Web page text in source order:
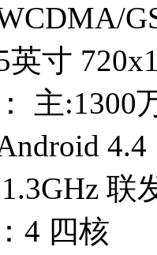
英寸
主:1300
4.4
1.3GHz 联
4 四核